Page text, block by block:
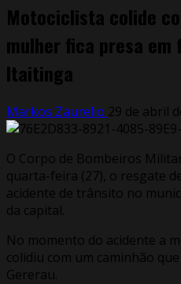
Motociclista colide
mulher fica presa em
Itaitinga
Markos Zaurelio 29 de abril
O Corpo de Bombeiros
quarta-feira (27), o resgate
acidente de trânsito no
da capital.
No momento do acidente a
colidiu com um caminhão
Gererau.